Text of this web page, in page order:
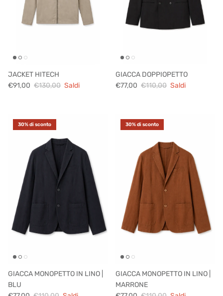
JACKET HITECH
€91,00 €130,00 Saldi
GIACCA DOPPIOPETTO
€77,00 €110,00 Saldi
30% di sconto
GIACCA MONOPETTO IN LINO |
BLU
30% di sconto
GIACCA MONOPETTO IN LINO |
MARRONE